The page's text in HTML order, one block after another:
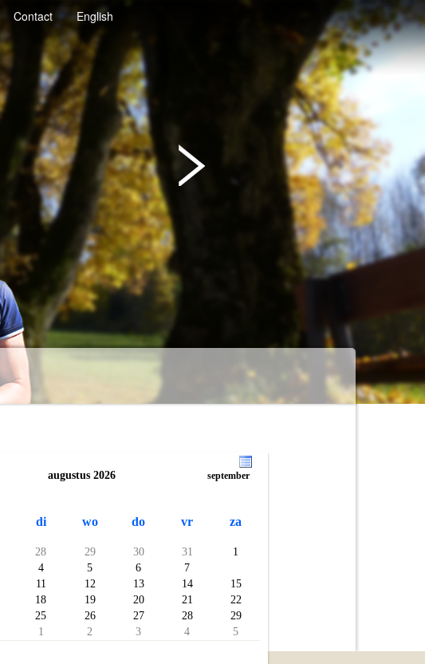
Contact English
augustus 2026 september
di wo do vr za
28 29 30 31
1
4 5 6 7
11 12 13 14
15
18 19 20 21
22
25 26 27 28
29
1 2 3 4 5